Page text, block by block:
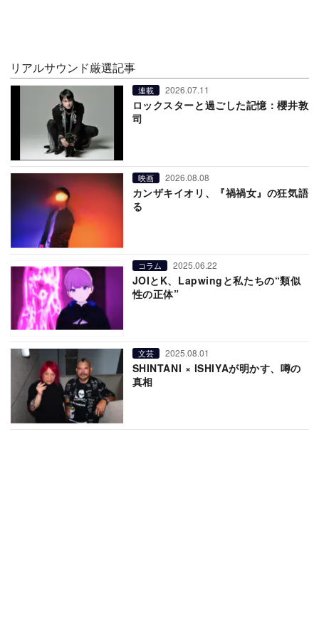
リアルサウンド厳選記事
連載 2026.07.11
ロックスターと過ごした記憶：櫻井敦
司
映画 2026.08.08
カンザキイオリ、『禍禍女』の狂気語
る
コラム 2025.06.22
JOIとK、Lapwingと私たちの“類似
性の正体”
文芸 2025.08.01
SHINTANI × ISHIYAが明かす、噂の
真相